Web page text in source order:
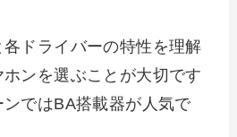
ドライバーの特性を理解
ンを選ぶことが大切です
ではBA搭載器が人気で